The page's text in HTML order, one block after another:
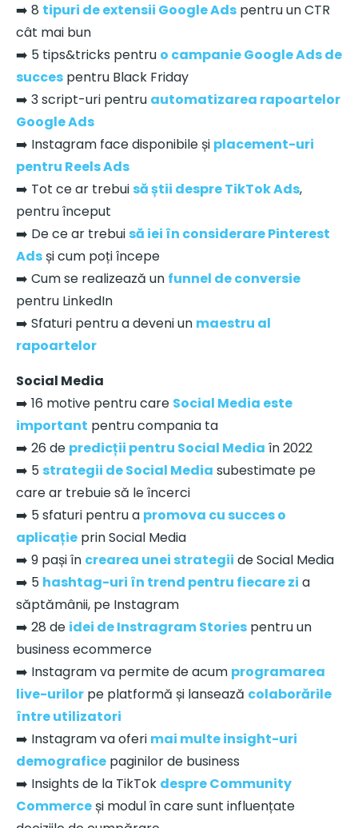
➡️ 8 tipuri de extensii Google Ads pentru un CTR
cât mai bun
➡️ 5 tips&tricks pentru o campanie Google Ads de
succes pentru Black Friday
➡️ 3 script-uri pentru automatizarea rapoartelor
Google Ads
➡️ Instagram face disponibile și placement-uri
pentru Reels Ads
➡️ Tot ce ar trebui să știi despre TikTok Ads,
pentru început
➡️ De ce ar trebui să iei în considerare Pinterest
Adsși cum poți începe
➡️ Cum se realizează un funnel de conversie
pentru LinkedIn
➡️ Sfaturi pentru a deveni un maestru al
rapoartelor
Social Media
➡️ 16 motive pentru care Social Media este
important pentru compania ta
➡️ 26 de predicții pentru Social Media în 2022
➡️ 5 strategii de Social Media subestimate pe
care ar trebuie să le încerci
➡️ 5 sfaturi pentru a promova cu succes o
aplicație prin Social Media
➡️ 9 pași în crearea unei strategii de Social Media
➡️ 5 hashtag-uri în trend pentru fiecare zi a
săptămânii, pe Instagram
➡️ 28 de idei de Instragram Stories pentru un
business ecommerce
➡️ Instagram va permite de acum programarea
live-urilor pe platformă și lansează colaborările
între utilizatori
➡️ Instagram va oferi mai multe insight-uri
demografice paginilor de business
➡️ Insights de la TikTok despre Community
Commerceși modul în care sunt influențate